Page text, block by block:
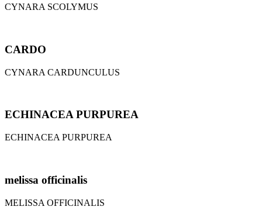
CYNARA SCOLYMUS
CARDO
CYNARA CARDUNCULUS
ECHINACEA PURPUREA
ECHINACEA PURPUREA
melissa officinalis
MELISSA OFFICINALIS